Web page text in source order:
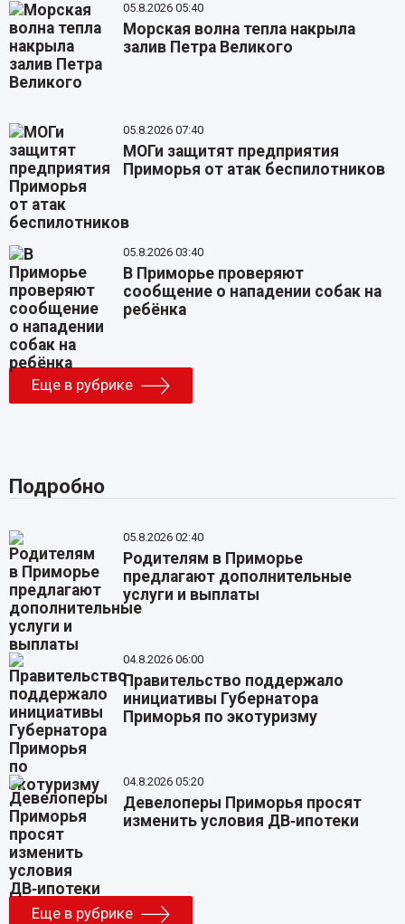
05.8.2026 05:40
Морская волна тепла накрыла
залив Петра Великого
05.8.2026 07:40
МОГи защитят предприятия
Приморья от атак беспилотников
05.8.2026 03:40
В Приморье проверяют
сообщение о нападении собак на
ребёнка
Еще в рубрике
Подробно
05.8.2026 02:40
Родителям в Приморье
предлагают дополнительные
услуги и выплаты
04.8.2026 06:00
Правительство поддержало
инициативы Губернатора
Приморья по экотуризму
04.8.2026 05:20
Девелоперы Приморья просят
изменить условия ДВ‑ипотеки
Еще в рубрике